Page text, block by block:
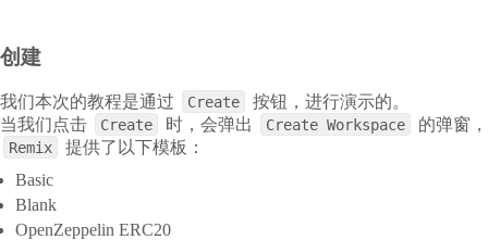
创建
我们本次的教程是通过 Create
按钮，进行演示的。
当我们点击
Create 时，会弹出 Create Workspace 的弹窗，
Remix
提供了以下模板：
Basic
Blank
OpenZeppelin ERC20